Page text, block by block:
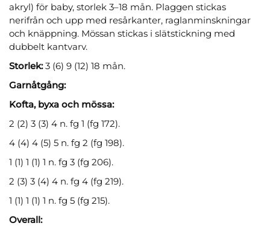
akryl) för baby, storlek 3–18 mån. Plaggen stickas
nerifrån och upp med resårkanter, raglanminskningar
och knäppning. Mössan stickas i slätstickning med
dubbelt kantvarv.
Storlek:3 (6) 9 (12) 18 mån.
Garnåtgång:
Kofta, byxa och mössa:
2 (2) 3 (3) 4 n. fg 1 (fg 172).
4 (4) 4 (5) 5 n. fg 2 (fg 198).
1 (1) 1 (1) 1 n. fg 3 (fg 206).
2 (3) 3 (4) 4 n. fg 4 (fg 219).
1 (1) 1 (1) 1 n. fg 5 (fg 215).
Overall: